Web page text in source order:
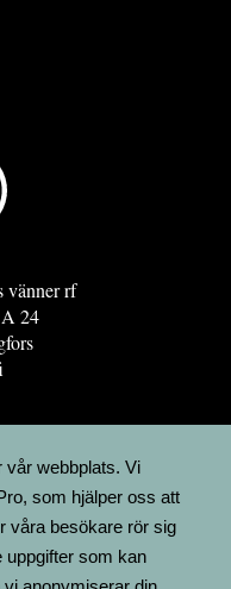
vänner rf
24
FINLAND
vår webbplats. Vi
som hjälper oss att
våra besökare rör sig
uppgifter som kan